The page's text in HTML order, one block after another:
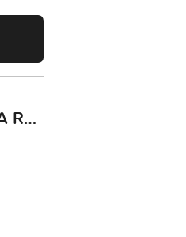
LE MIEL DE LA REINE LAURE